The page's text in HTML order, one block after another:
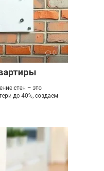
0
стен – это
до 40%, создаем